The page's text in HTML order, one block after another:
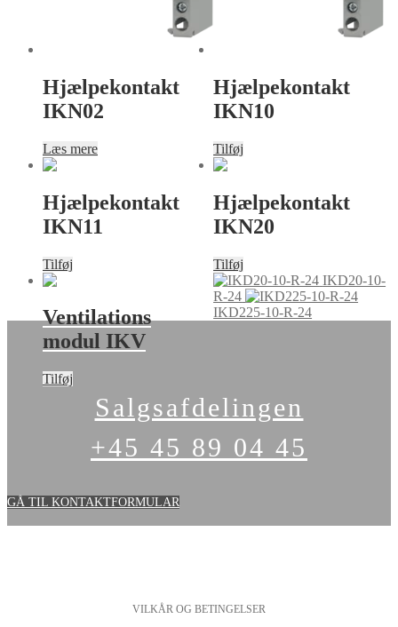
Hjælpekontakt
IKN02
Læs mere
Hjælpekontakt
IKN10
Tilføj
Hjælpekontakt
IKN11
Tilføj
Hjælpekontakt
IKN20
Tilføj
Ventilations
modul IKV
Tilføj
IKD20-10-
R-24
IKD225-10-R-24
Salgsafdelingen
+45 45 89 04 45
GÅ TIL KONTAKTFORMULAR
VILKÅR OG BETINGELSER